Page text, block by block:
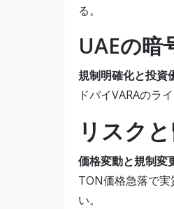
る。
UAEの暗
規制明確化と投資
ドバイVARAのラ
リスク
価格変動と規制変
TON価格急落で
い。